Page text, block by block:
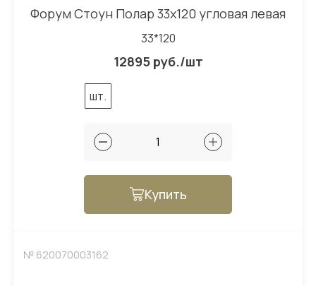
Форум Стоун Полар 33x120 угловая левая
33*120
12895 руб./шт
шт.
Купить
№ 620070003162